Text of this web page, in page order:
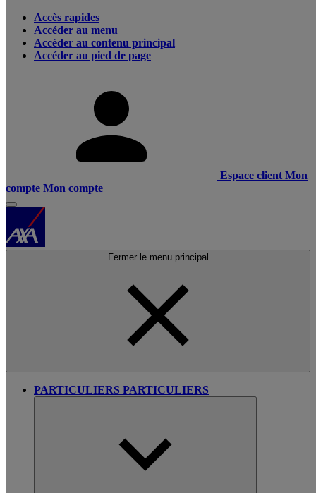
Accès rapides
Accéder au menu
Accéder au contenu principal
Accéder au pied de page
Espace client Mon
compte Mon compte
Fermer le menu principal
PARTICULIERS PARTICULIERS